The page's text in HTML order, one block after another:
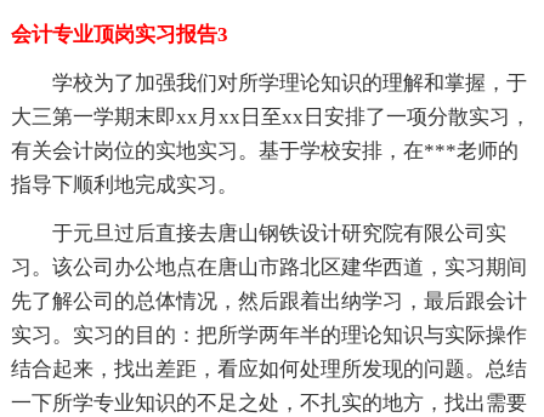
会计专业顶岗实习报告3
学校为了加强我们对所学理论知识的理解和掌握，于
大三第一学期末即xx月xx日至xx日安排了一项分散实习，
有关会计岗位的实地实习。基于学校安排，在***老师的
指导下顺利地完成实习。
于元旦过后直接去唐山钢铁设计研究院有限公司实
习。该公司办公地点在唐山市路北区建华西道，实习期间
先了解公司的总体情况，然后跟着出纳学习，最后跟会计
实习。实习的目的：把所学两年半的理论知识与实际操作
结合起来，找出差距，看应如何处理所发现的问题。总结
一下所学专业知识的不足之处，不扎实的地方，找出需要